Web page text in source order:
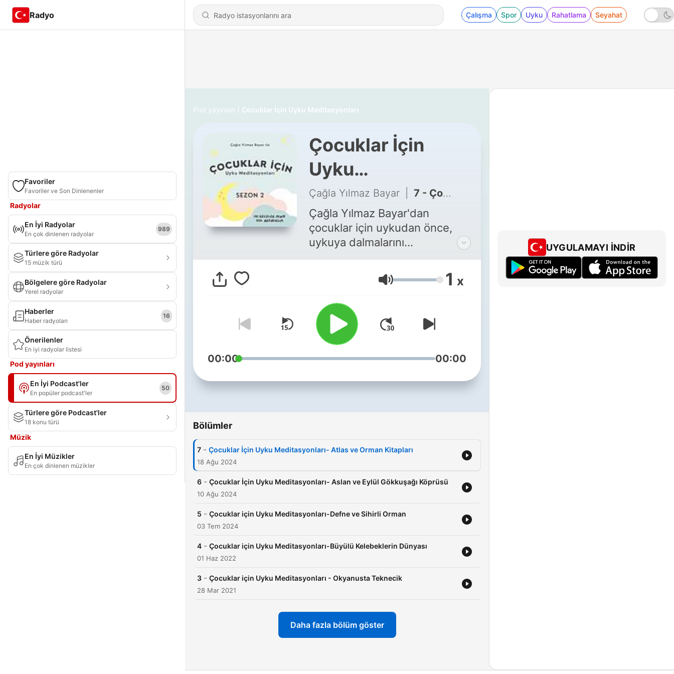
Radyo Çalışma Spor Uyku Rahatlama Seyahat
Favoriler
Favoriler ve Son Dinlenenler
Radyolar
En İyi Radyolar
En çok dinlenen radyolar
989
Türlere göre Radyolar
15 müzik türü
Bölgelere göre Radyolar
Yerel radyolar
Haberler
Haber radyoları
16
Önerilenler
En iyi radyolar listesi
Pod yayınları
En İyi Podcast'ler
En popüler podcast'ler
50
Türlere göre Podcast'ler
18 konu türü
Müzik
En İyi Müzikler
En çok dinlenen müzikler
Pod yayınları Çocuklar İçin Uyku Meditasyonları
Çocuklar İçin
Uyku
Meditasyonları
Çağla Yılmaz Bayar 7 - Çocuklar İçin Uyku Meditasyonları- Atlas ve Orman Kitapları
Çağla Yılmaz Bayar'dan
çocuklar için uykudan önce,
uykuya dalmalarını
kolaylaştıracak, fiziksel
bedenlerine, duyularına,
duygularına ve cevrelerine
farkındalık getirmelerini
sağlayacak yoga nidra
meditasyonları.
www.caglayilmazbayar.com
Ses 1 x
00:00 00:00
Bölümler
7 - Çocuklar İçin Uyku Meditasyonları- Atlas ve Orman Kitapları
18 Ağu 2024
6 - Çocuklar İçin Uyku Meditasyonları- Aslan ve Eylül Gökkuşağı Köprüsü
10 Ağu 2024
5 - Çocuklar için Uyku Meditasyonları-Defne ve Sihirli Orman
03 Tem 2024
4 - Çocuklar için Uyku Meditasyonları-Büyülü Kelebeklerin Dünyası
01 Haz 2022
3 - Çocuklar için Uyku Meditasyonları - Okyanusta Teknecik
28 Mar 2021
Daha fazla bölüm göster
UYGULAMAYI İNDIR